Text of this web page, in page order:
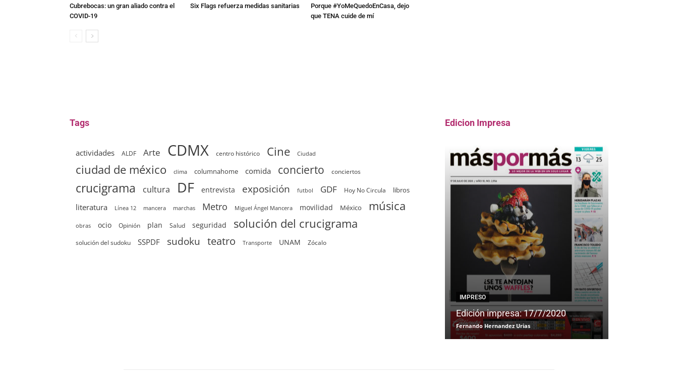
Cubrebocas: un gran aliado contra el
COVID-19
Six Flags refuerza medidas sanitarias
Porque #YoMeQuedoEnCasa, dejo
que TENA cuide de mí
Tags
actividades ALDF Arte CDMX centro histórico Cine Ciudad
ciudad de méxico clima columnahome comida concierto conciertos
crucigrama cultura DF entrevista exposición futbol GDF Hoy No Circula libros
literatura Línea 12 mancera marchas Metro Miguel Ángel Mancera movilidad México música
obras ocio Opinión plan Salud seguridad solución del crucigrama
solución del sudoku SSPDF sudoku teatro Transporte UNAM Zócalo
Edicion Impresa
IMPRESO
Edición impresa: 17/7/2020
Fernando Hernandez Urias